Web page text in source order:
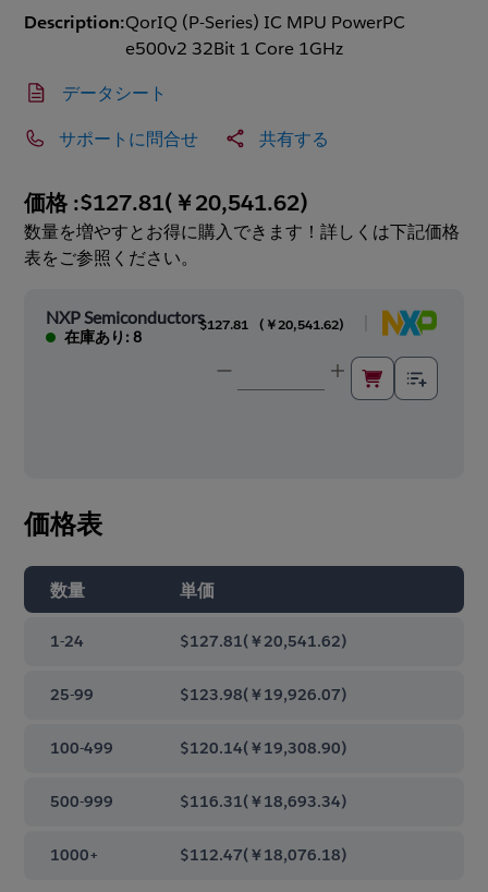
Description:QorIQ (P-Series) IC MPU PowerPC
e500v2 32Bit 1 Core 1GHz
データシート
サポートに問合せ 共有する
価格 :$127.81(￥20,541.62)
数量を増やすとお得に購入できます！詳しくは下記価格
表をご参照ください。
NXP Semiconductors
在庫あり: 8
$127.81 ( ￥20,541.62)
価格表
数量 単価
1-24 $127.81(￥20,541.62)
25-99 $123.98(￥19,926.07)
100-499 $120.14(￥19,308.90)
500-999 $116.31(￥18,693.34)
1000+ $112.47(￥18,076.18)